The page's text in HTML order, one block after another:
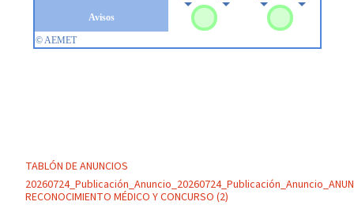
TABLÓN DE ANUNCIOS
RECONOCIMIENTO MÉDICO Y CONCURSO (2)